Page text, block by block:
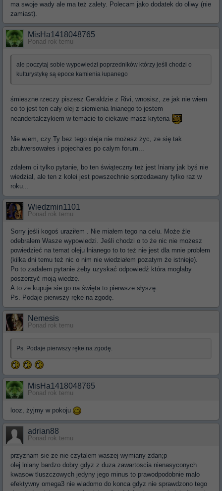
ma swoje wady ale ma też zalety. Polecam jako dodatek do oliwy (nie
zamiast).
MisHa1418048765
Ponad rok temu
ale poczytaj sobie wypowiedzi poprzedników którzy jeśli chodzi o
kulturystykę są epoce kamienia łupanego
śmieszne rzeczy piszesz Geraldzie z Rivi, wnosisz, ze jak nie wiem
co to jest ten cały olej z siemienia lnianego to jestem
neandertalczykiem w temacie to ciekawe masz kryteria
Nie wiem, czy Ty bez tego oleja nie możesz życ, ze się tak
zbulwersowałes i pojechales po calym forum...
zdałem ci tylko pytanie, bo ten świąteczny też jest lniany jak byś nie
wiedział, ale ten z kolei jest powszechnie sprzedawany tylko raz w
roku...
Wiedzmin1101
Ponad rok temu
Sorry jeśli kogoś uraziłem . Nie miałem tego na celu. Może źle
odebrałem Wasze wypowiedzi. Jeśli chodzi o to że nic nie możesz
powiedzieć na temat oleju lnianego to to też nie jest dla mnie problem
(kilka dni temu też nic o nim nie wiedziałem pozatym że istnieje).
Po to zadałem pytanie żeby uzyskać odpowiedź która mogłaby
poszerzyć moją wiedzę.
A to że kupuje sie go na święta to pierwsze słyszę.
Ps. Podaje pierwszy ręke na zgodę.
Nemesis
Ponad rok temu
Ps. Podaje pierwszy ręke na zgodę.
MisHa1418048765
Ponad rok temu
looz, żyjmy w pokoju
adrian88
Ponad rok temu
przyznam sie ze nie czytalem waszej wymiany zdan;p
olej lniany bardzo dobry gdyz z duza zawartoscia nienasyconych
kwasow tluszczowych jedyny jego minus to prawodpodobnie malo
efektywny omega3 nie wiadomo do konca gdyz nie sprawdzono tego